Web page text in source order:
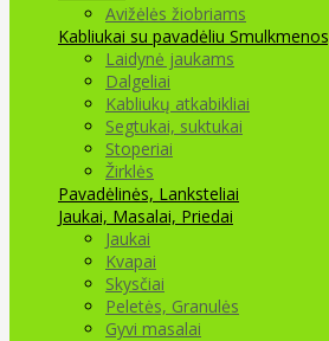
Avižėlės žiobriams
Kabliukai su pavadėliu
Laidynė jaukams
Dalgeliai
Kabliukų atkabikliai
Segtukai, suktukai
Stoperiai
Žirklės
Pavadėlinės, Lanksteliai
Jaukai, Masalai, Priedai
Jaukai
Kvapai
Skysčiai
Peletės, Granulės
Gyvi masalai